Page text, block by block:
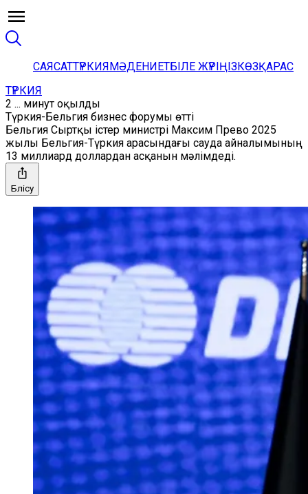
САЯСАТТҮРКИЯМӘДЕНИЕТБІЛЕ ЖҮРІҢІЗКӨЗҚАРАС
ТҮРКИЯ
2 ... минут оқылды
Түркия-Бельгия бизнес форумы өтті
Бельгия Сыртқы істер министрі Максим Прево 2025
жылы Бельгия-Түркия арасындағы сауда айналымының
13 миллиард доллардан асқанын мәлімдеді.
Бөлісу